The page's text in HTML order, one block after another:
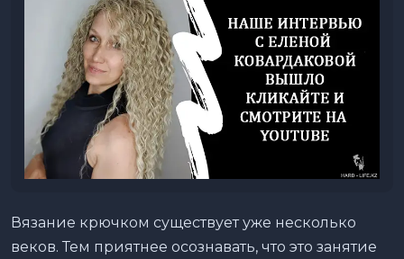
Вязание крючком существует уже несколько
веков. Тем приятнее осознавать, что это занятие